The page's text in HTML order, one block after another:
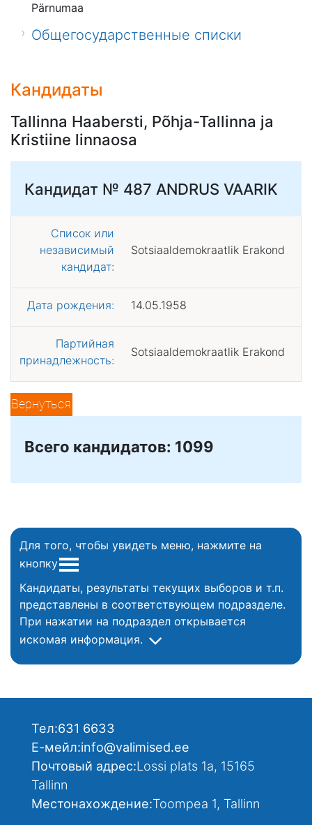
Pärnumaa
Общегосударственные списки
Кандидаты
Tallinna Haabersti, Põhja-Tallinna ja
Kristiine linnaosa
Кандидат № 487 ANDRUS VAARIK
Список или
независимый
кандидат:
Sotsiaaldemokraatlik Erakond
Дата рождения: 14.05.1958
Партийная
принадлежность:
Sotsiaaldemokraatlik Erakond
Вернуться
Всего кандидатов: 1099
Для того, чтобы увидеть меню, нажмите на
кнопку
Кандидаты, результаты текущих выборов и т.п.
представлены в соответствующем подразделе.
При нажатии на подраздел открывается
искомая информация.
Тел:631 6633
Е-мейл:info@valimised.ee
Почтовый адрес:Lossi plats 1a, 15165
Tallinn
Местонахождение:Toompea 1, Tallinn